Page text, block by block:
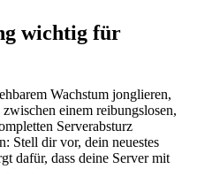
wichtig für
Wachstum jonglieren,
einem reibungslosen,
Serverabsturz
Stell dir vor, dein neuestes
dafür, dass deine Server mit